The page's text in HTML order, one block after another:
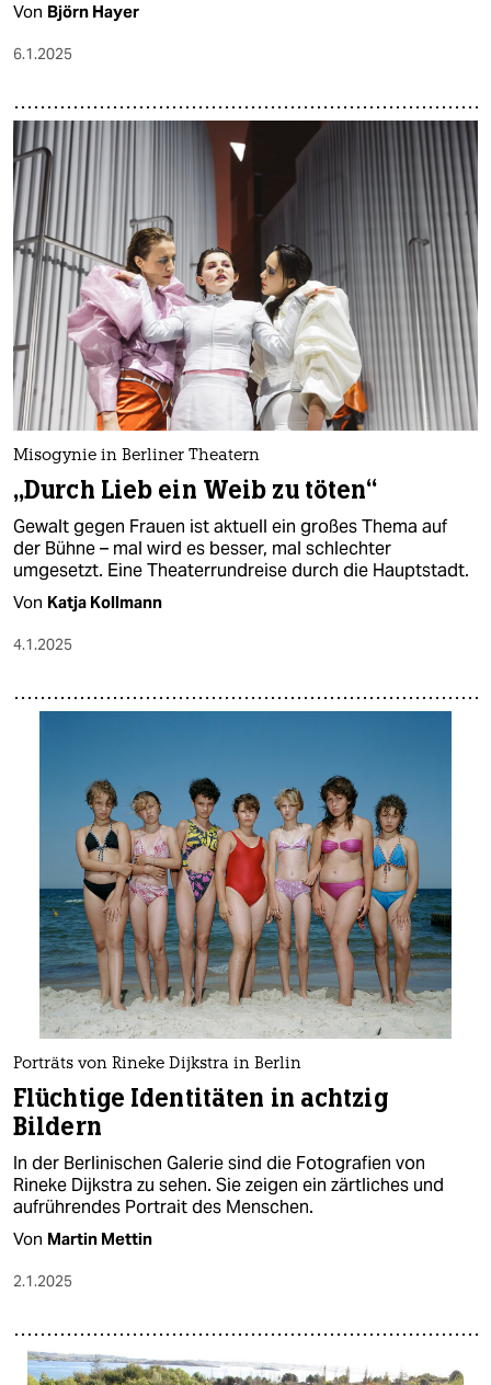
Von Björn Hayer
6.1.2025
Misogynie in Berliner Theatern
„Durch Lieb ein Weib zu töten“
Gewalt gegen Frauen ist aktuell ein großes Thema auf
der Bühne – mal wird es besser, mal schlechter
umgesetzt. Eine Theaterrundreise durch die Hauptstadt.
Von Katja Kollmann
4.1.2025
Porträts von Rineke Dijkstra in Berlin
Flüchtige Identitäten in achtzig
Bildern
In der Berlinischen Galerie sind die Fotografien von
Rineke Dijkstra zu sehen. Sie zeigen ein zärtliches und
aufrührendes Portrait des Menschen.
Von Martin Mettin
2.1.2025